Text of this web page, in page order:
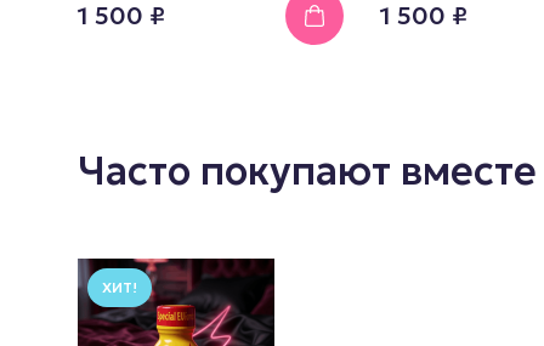
1 500 ₽ 1 500 ₽
Часто покупают вместе
ХИТ!